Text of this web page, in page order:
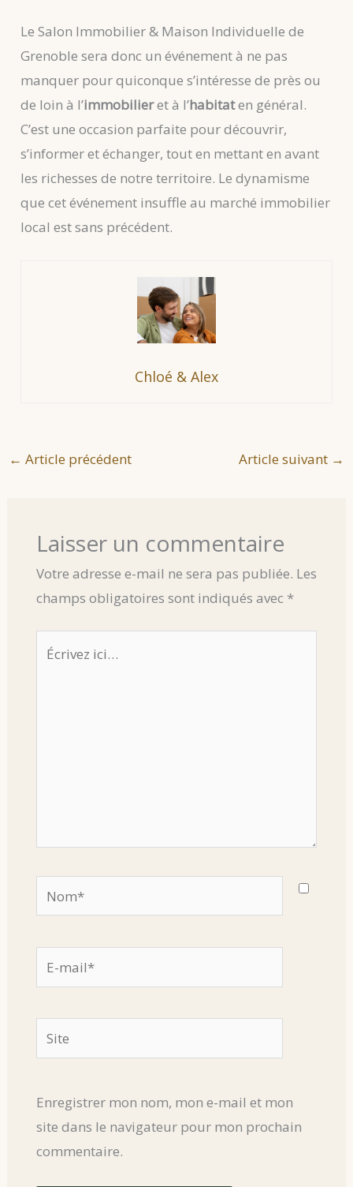
Le Salon Immobilier & Maison Individuelle de
Grenoble sera donc un événement à ne pas
manquer pour quiconque s’intéresse de près ou
de loin à l’immobilieret à l’habitaten général.
C’est une occasion parfaite pour découvrir,
s’informer et échanger, tout en mettant en avant
les richesses de notre territoire. Le dynamisme
que cet événement insuffle au marché immobilier
local est sans précédent.
Chloé & Alex
← Article précédent Article suivant →
Laisser un commentaire
Votre adresse e-mail ne sera pas publiée. Les
champs obligatoires sont indiqués avec *
Écrivez
Nom*
E-
mail*
Site
Enregistrer mon nom, mon e-mail et mon
site dans le navigateur pour mon prochain
commentaire.